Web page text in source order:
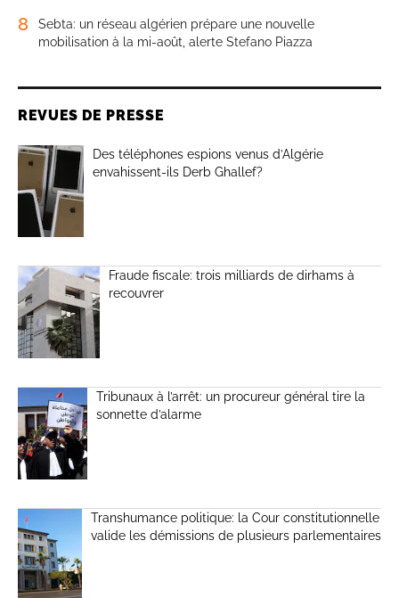
8
Sebta: un réseau algérien prépare une nouvelle
mobilisation à la mi-août, alerte Stefano Piazza
REVUES DE PRESSE
Des téléphones espions venus d’Algérie
envahissent-ils Derb Ghallef?
Fraude fiscale: trois milliards de dirhams à
recouvrer
Tribunaux à l’arrêt: un procureur général tire la
sonnette d’alarme
Transhumance politique: la Cour constitutionnelle
valide les démissions de plusieurs parlementaires